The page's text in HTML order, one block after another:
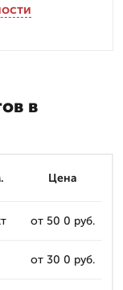
в
Цена
от 50 0 руб.
от 30 0 руб.